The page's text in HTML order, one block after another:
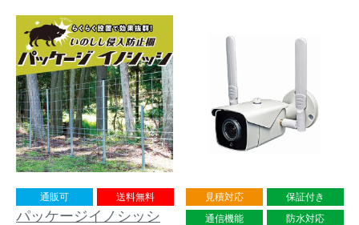
通販可 送料無料
パッケージイノシッシ
見積対応
保証付き
通信機能
防水対応